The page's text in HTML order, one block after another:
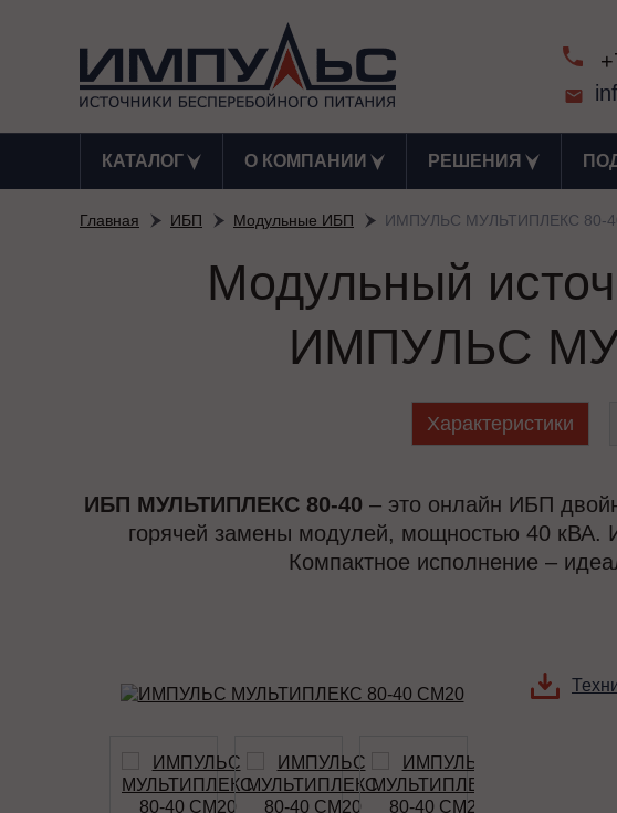
КАТАЛОГ О КОМПАНИИ РЕШЕНИЯ
Главная ИБП Модульные ИБП ИМПУЛЬС МУЛЬТИПЛЕКС 80-
Модульный
ИМПУЛЬС
Характеристики
ИБП МУЛЬТИПЛЕКС 80-40 – это онлайн ИБП
горячей замены модулей, мощностью 40 кВА.
Компактное исполнение –